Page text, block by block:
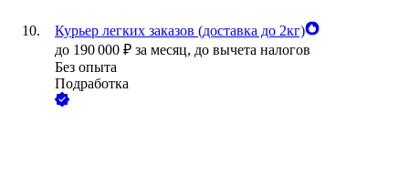
Курьер легких заказов (доставка до 2кг)
до 190 000 ₽ за месяц, до вычета налогов
Без опыта
Подработка